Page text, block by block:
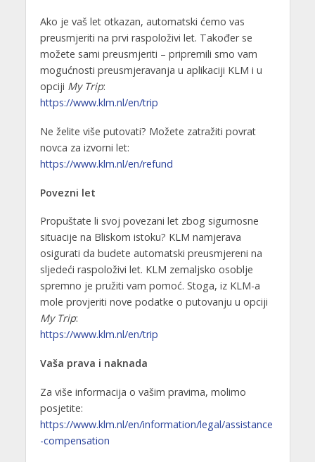
Ako je vaš let otkazan, automatski ćemo vas
preusmjeriti na prvi raspoloživi let. Također se
možete sami preusmjeriti – pripremili smo vam
mogućnosti preusmjeravanja u aplikaciji KLM i u
opciji My Trip:
https://www.klm.nl/en/trip
Ne želite više putovati? Možete zatražiti povrat
novca za izvorni let:
https://www.klm.nl/en/refund
Povezni let
Propuštate li svoj povezani let zbog sigurnosne
situacije na Bliskom istoku? KLM namjerava
osigurati da budete automatski preusmjereni na
sljedeći raspoloživi let. KLM zemaljsko osoblje
spremno je pružiti vam pomoć. Stoga, iz KLM-a
mole provjeriti nove podatke o putovanju u opciji
My Trip:
https://www.klm.nl/en/trip
Vaša prava i naknada
Za više informacija o vašim pravima, molimo
posjetite:
https://www.klm.nl/en/information/legal/assistance
-compensation